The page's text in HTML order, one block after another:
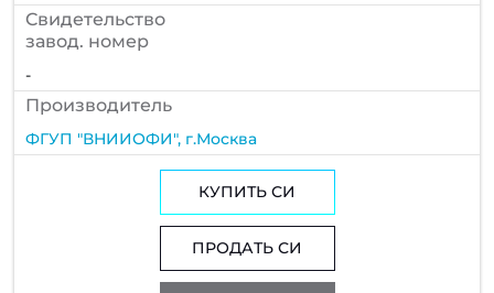
Cвидетельство
завод. номер
-
Производитель
ФГУП "ВНИИОФИ", г.Москва
КУПИТЬ СИ
ПРОДАТЬ СИ